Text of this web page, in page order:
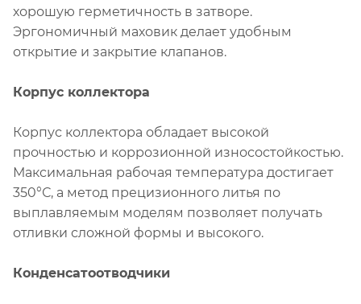
хорошую герметичность в затворе.
Эргономичный маховик делает удобным
открытие и закрытие клапанов.
Корпус коллектора
Корпус коллектора обладает высокой
прочностью и коррозионной износостойкостью.
Максимальная рабочая температура достигает
350°С, а метод прецизионного литья по
выплавляемым моделям позволяет получать
отливки сложной формы и высокого.
Конденсатоотводчики